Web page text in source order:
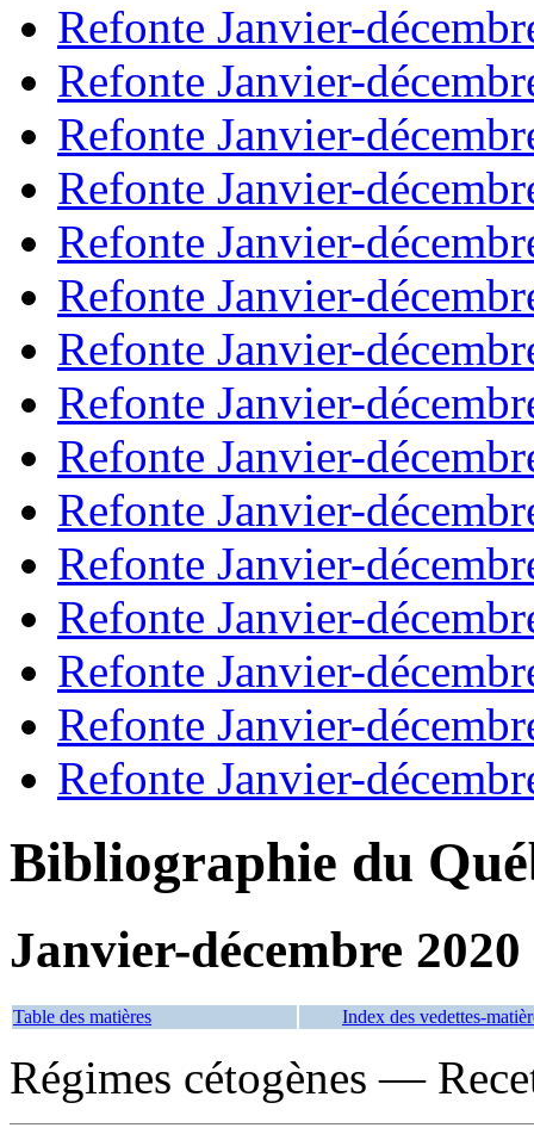
Refonte Janvier-
Refonte Janvier-
Refonte Janvier-
Refonte Janvier-
Refonte Janvier-
Refonte Janvier-
Refonte Janvier-
Refonte Janvier-
Refonte Janvier-
Refonte Janvier-
Refonte Janvier-
Refonte Janvier-
Refonte Janvier-
Refonte Janvier-
Refonte Janvier-
Bibliographie du
Janvier-décembre 2020
Table des matières Index des vedettes-
Régimes cétogènes —